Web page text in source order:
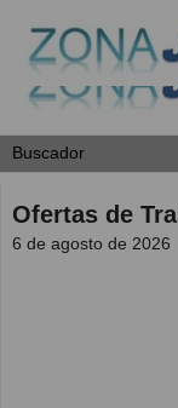
Ofertas de
6 de agosto de 2026